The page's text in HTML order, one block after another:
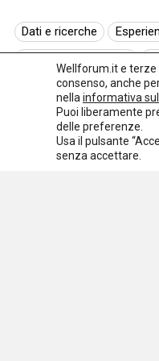
Dati e ricerche
Normativa europea
I seminari di Welforum
Spazio ai promotori
Wellforum.it e terze
consenso, anche
nella informativa
Puoi liberamente
delle preferenze.
Usa il pulsante
senza accettare.